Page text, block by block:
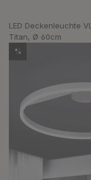
LED Deckenleuchte
Titan, Ø 60cm
%